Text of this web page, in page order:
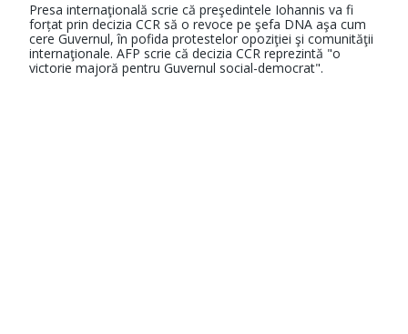
Presa internaţională scrie că preşedintele Iohannis va fi
forțat prin decizia CCR să o revoce pe şefa DNA aşa cum
cere Guvernul, în pofida protestelor opoziţiei şi comunităţii
internaţionale. AFP scrie că decizia CCR reprezintă "o
victorie majoră pentru Guvernul social-democrat".